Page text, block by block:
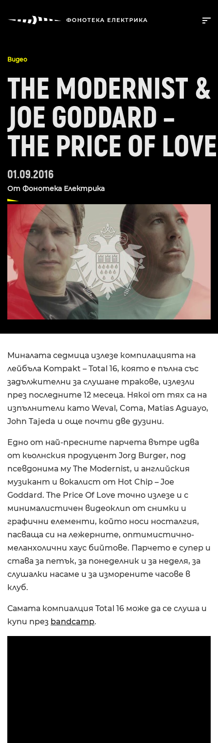
Видео
THE MODERNIST &
JOE GODDARD –
THE PRICE OF LOVE
01.09.2016
От Фонотека Електрика
Миналата седмица излезе компилацията на
лейбъла Kompakt – Total 16, която е пълна със
задължителни за слушане тракове, излезли
през последните 12 месеца. Някоi от тях са на
изпълнители като Weval, Coma, Matias Aguayo,
John Tajeda и още почти две дузини.
Едно от най-пресните парчета вътре идва
от кьолнския продуцент Jorg Burger, под
псевдонима му The Modernist, и английския
музикант и вокалист от Hot Chip – Joe
Goddard. The Price Of Love точно излезе и с
минималистичен видеоклип от снимки и
графични елементи, който носи носталгия,
пасваща си на лежерните, оптимистично-
меланхолични хаус бийтове. Парчето е супер и
става за петък, за понеделник и за неделя, за
слушалки насаме и за изморените часове в
клуб.
Самата компиалция Total 16 може да се слуша и
купи прeз bandcamp.